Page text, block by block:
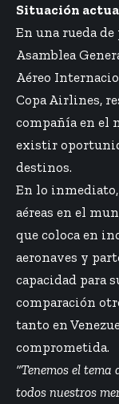
Situación
En una rueda
Asamblea
Aéreo
Copa Airlines,
compañía en el
existir
destinos.
En lo
aéreas en el
que coloca en
aeronaves y
capacidad para
comparación
tanto en
comprometida.
“Tenemos el
todos nuestros